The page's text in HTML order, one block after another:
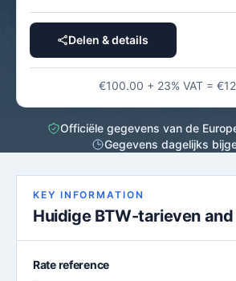
Delen & details
€100.00 + 23% VAT =
Officiële gegevens van de
Gegevens dagelijks
KEY INFORMATION
Huidige BTW-tarieven
Rate reference